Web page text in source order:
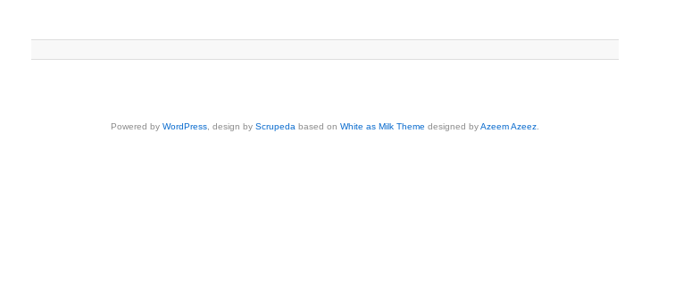
Powered byWordPress , design byScrupeda based onWhite as Milk Theme designed byAzeem Azeez